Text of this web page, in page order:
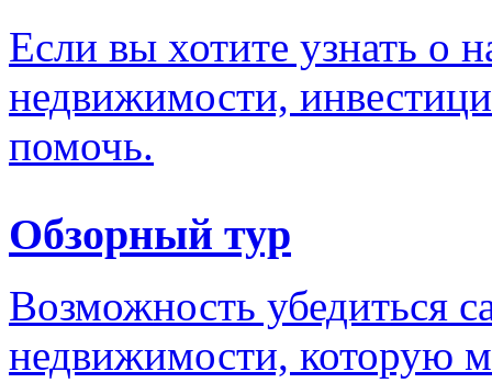
Если вы хотите узнать о
недвижимости,
помочь.
Обзорный тур
Возможность убедиться
недвижимости, которую